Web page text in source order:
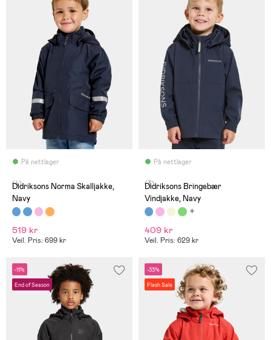
På nettlager
(4)
Didriksons Norma Skalljakke,
Navy
519 kr
Veil. Pris: 699 kr
På nettlager
(3)
Didriksons Bringebær
Vindjakke, Navy
409 kr
Veil. Pris: 629 kr
-11%
End of Season
-33%
Flash Sale